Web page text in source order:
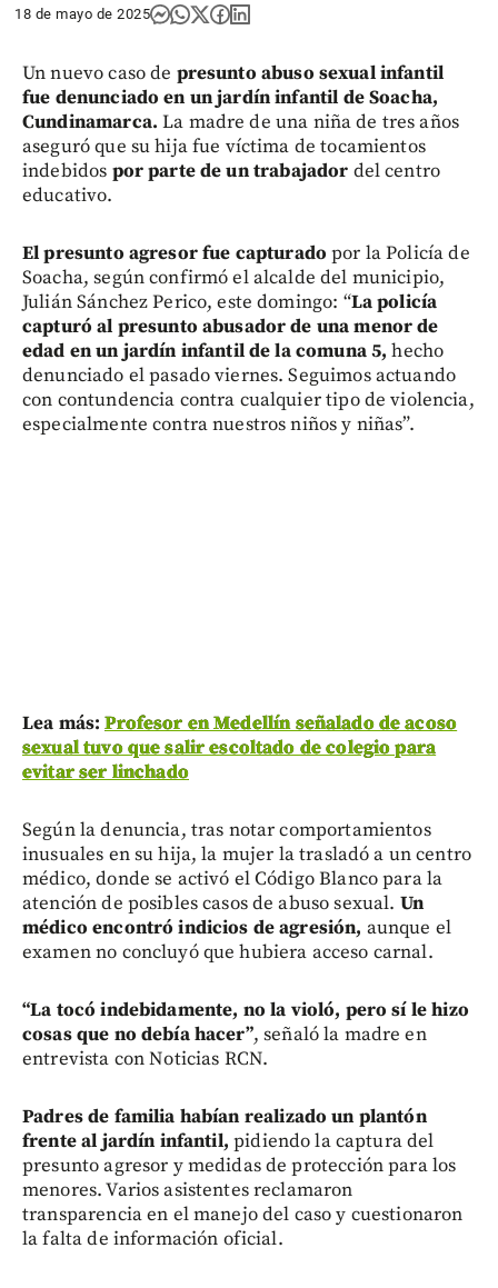
18 de mayo de 2025
Un nuevo caso de presunto abuso sexual infantil
fue denunciado en un jardín infantil de Soacha,
Cundinamarca. La madre de una niña de tres años
aseguró que su hija fue víctima de tocamientos
indebidos por parte de un trabajador del centro
educativo.
El presunto agresor fue capturado por la Policía de
Soacha, según confirmó el alcalde del municipio,
Julián Sánchez Perico, este domingo: “La policía
capturó al presunto abusador de una menor de
edad en un jardín infantil de la comuna 5, hecho
denunciado el pasado viernes. Seguimos actuando
con contundencia contra cualquier tipo de violencia,
especialmente contra nuestros niños y niñas”.
Lea más:Profesor en Medellín señalado de acoso
sexual tuvo que salir escoltado de colegio para
evitar ser linchado
Según la denuncia, tras notar comportamientos
inusuales en su hija, la mujer la trasladó a un centro
médico, donde se activó el Código Blanco para la
atención de posibles casos de abuso sexual. Un
médico encontró indicios de agresión, aunque el
examen no concluyó que hubiera acceso carnal.
“La tocó indebidamente, no la violó, pero sí le hizo
cosas que no debía hacer”, señaló la madre en
entrevista con Noticias RCN.
Padres de familia habían realizado un plantón
frente al jardín infantil, pidiendo la captura del
presunto agresor y medidas de protección para los
menores. Varios asistentes reclamaron
transparencia en el manejo del caso y cuestionaron
la falta de información oficial.